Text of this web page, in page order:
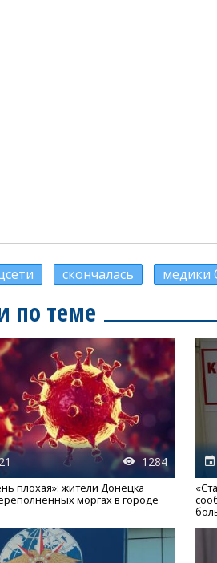
скончалась медики
по теме
1284
плохая»: жители Донецка
моргах в городе